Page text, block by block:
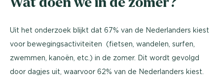
Uit het onderzoek blijkt dat 67% van de Nederlanders kiest
voor bewegingsactiviteiten (fietsen, wandelen, surfen,
zwemmen, kanoën, etc.) in de zomer. Dit wordt gevolgd
door dagjes uit, waarvoor 62% van de Nederlanders kiest.